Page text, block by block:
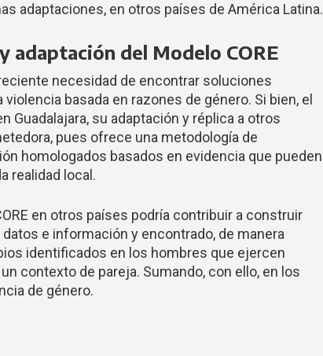
adaptaciones, en otros países de América Latina.
adaptación del Modelo CORE
necesidad de encontrar soluciones
basada en razones de género. Si bien, el
Guadalajara, su adaptación y réplica a otros
pues ofrece una metodología de
homologados basados en evidencia que pueden
realidad local.
en otros países podría contribuir a construir
e información y encontrado, de manera
identificados en los hombres que ejercen
contexto de pareja. Sumando, con ello, en los
de género.